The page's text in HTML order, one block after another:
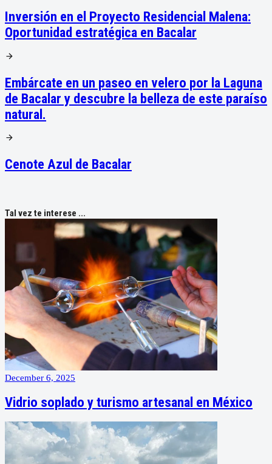
Inversión en el Proyecto Residencial Malena:
Oportunidad estratégica en Bacalar
Embárcate en un paseo en velero por la Laguna
de Bacalar y descubre la belleza de este paraíso
natural.
Cenote Azul de Bacalar
Tal vez te interese ...
December 6, 2025
Vidrio soplado y turismo artesanal en México